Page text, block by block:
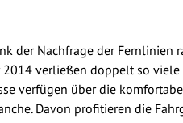
der Nachfrage der Fernlinien
verließen doppelt so
verfügen über die
Davon profitieren die